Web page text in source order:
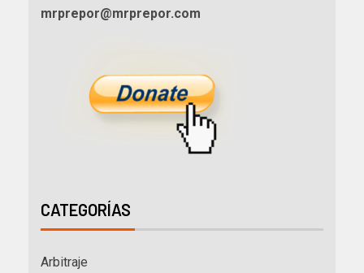
mrprepor@mrprepor.com
CATEGORÍAS
Arbitraje